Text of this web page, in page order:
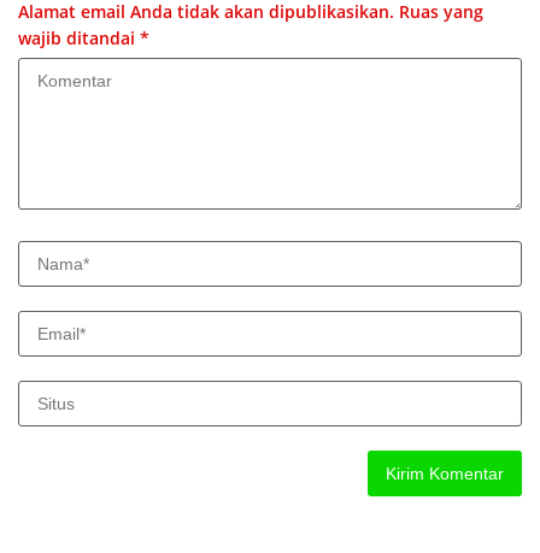
Alamat email Anda tidak akan dipublikasikan. Ruas yang
wajib ditandai *